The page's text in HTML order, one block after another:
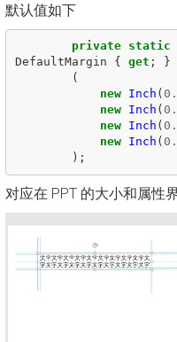
默认值如下
private static
DefaultMargin
{ get ; }
(
new
Inch (
new
Inch (
new
Inch (
new
Inch (
);
对应在 PPT 的大小和属性